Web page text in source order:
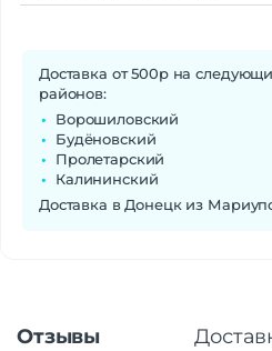
Доставка от 500р на
районов:
Ворошиловский
Будёновский
Пролетарский
Калининский
Доставка в Донецк из
Отзывы